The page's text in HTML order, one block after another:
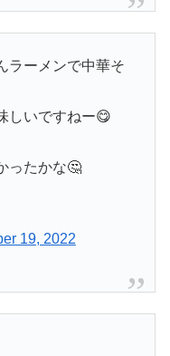
ラーメンで中華そ
しいですねー😋
ったかな🤔
19, 2022